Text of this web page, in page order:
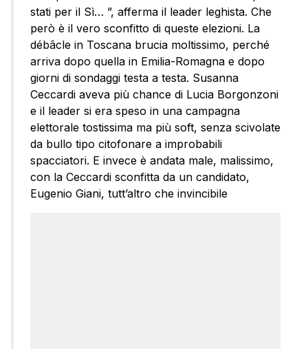
stati per il Sì… ”, afferma il leader leghista. Che
però è il vero sconfitto di queste elezioni. La
débâcle in Toscana brucia moltissimo, perché
arriva dopo quella in Emilia-Romagna e dopo
giorni di sondaggi testa a testa. Susanna
Ceccardi aveva più chance di Lucia Borgonzoni
e il leader si era speso in una campagna
elettorale tostissima ma più soft, senza scivolate
da bullo tipo citofonare a improbabili
spacciatori. E invece è andata male, malissimo,
con la Ceccardi sconfitta da un candidato,
Eugenio Giani, tutt’altro che invincibile